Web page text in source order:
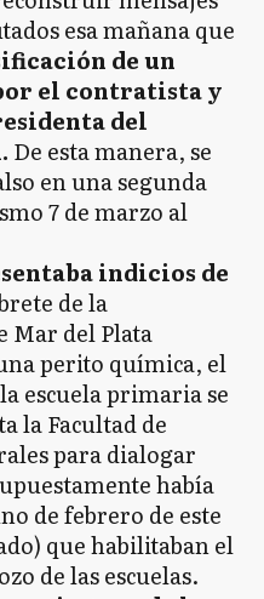
esa mañana que
de un
el contratista y
del
De esta manera, se
en una segunda
7 de marzo al
indicios de
de la
Mar del Plata
perito química, el
escuela primaria se
la Facultad de
para dialogar
había
de febrero de este
que habilitaban el
de las escuelas.